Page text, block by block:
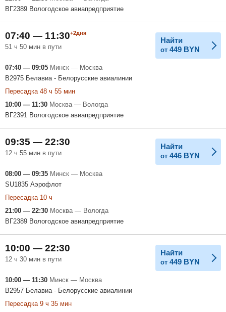
ВГ2389 Вологодское авиапредприятие
07:40 — 11:30+2дня
51 ч 50 мин в пути
Найти
от 449 BYN
07:40 — 09:05 Минск — Москва
B2975 Белавиа - Белорусские авиалинии
Пересадка 48 ч 55 мин
10:00 — 11:30 Москва — Вологда
ВГ2391 Вологодское авиапредприятие
09:35 — 22:30
12 ч 55 мин в пути
Найти
от 446 BYN
08:00 — 09:35 Минск — Москва
SU1835 Аэрофлот
Пересадка 10 ч
21:00 — 22:30 Москва — Вологда
ВГ2389 Вологодское авиапредприятие
10:00 — 22:30
12 ч 30 мин в пути
Найти
от 449 BYN
10:00 — 11:30 Минск — Москва
B2957 Белавиа - Белорусские авиалинии
Пересадка 9 ч 35 мин